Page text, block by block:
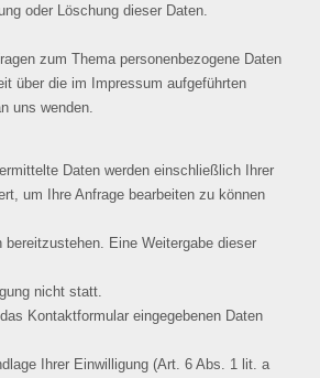
oder Löschung dieser Daten.
zum Thema personenbezogene Daten
über die im Impressum aufgeführten
uns wenden.
Daten werden einschließlich Ihrer
um Ihre Anfrage bearbeiten zu können
bereitzustehen. Eine Weitergabe dieser
nicht statt.
Kontaktformular eingegebenen Daten
Ihrer Einwilligung (Art. 6 Abs. 1 lit. a